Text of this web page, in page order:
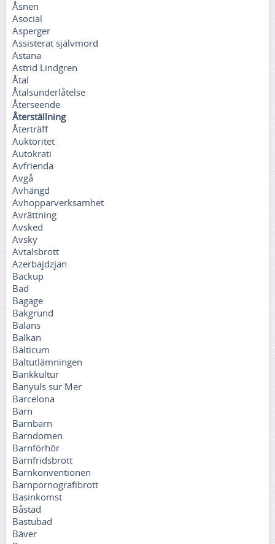
Åsnen
Asocial
Asperger
Assisterat självmord
Astana
Astrid Lindgren
Åtal
Åtalsunderlåtelse
Återseende
Återställning
Återträff
Auktoritet
Autokrati
Avfrienda
Avgå
Avhängd
Avhopparverksamhet
Avrättning
Avsked
Avsky
Avtalsbrott
Azerbajdzjan
Backup
Bad
Bagage
Bakgrund
Balans
Balkan
Balticum
Baltutlämningen
Bankkultur
Banyuls sur Mer
Barcelona
Barn
Barnbarn
Barndomen
Barnförhör
Barnfridsbrott
Barnkonventionen
Barnpornografibrott
Basinkomst
Båstad
Bastubad
Bäver